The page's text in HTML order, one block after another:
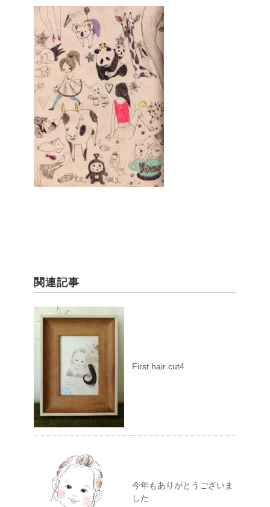
関連記事
First hair cut4
今年もありがとうございま
した